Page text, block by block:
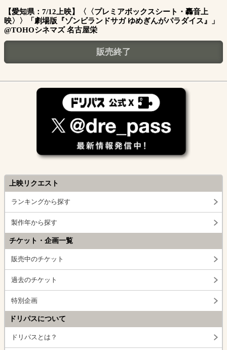
【愛知県：7/12上映】〈〈プレミアボックスシート・轟音上
映〉〉「劇場版『ゾンビランドサガ ゆめぎんがパラダイス』」
@TOHOシネマズ 名古屋栄
販売終了
上映リクエスト
ランキングから探す
製作年から探す
チケット・企画一覧
販売中のチケット
過去のチケット
特別企画
ドリパスについて
ドリパスとは？